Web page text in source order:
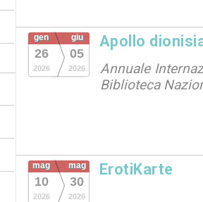
gen
26
2026
giu
05
2026
Apollo
Annuale
Biblioteca
mag
10
2026
mag
30
2026
ErotiKarte